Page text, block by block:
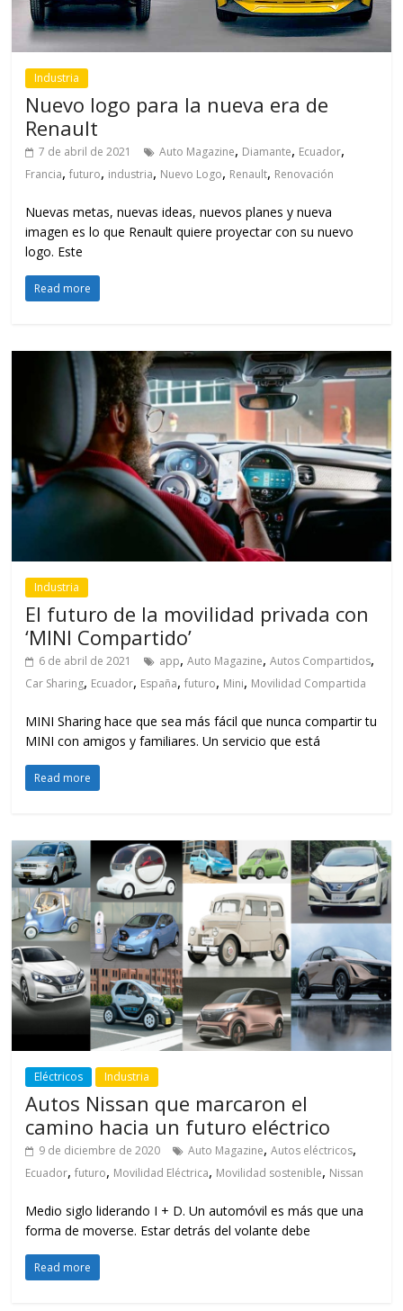
Industria
Nuevo logo para la nueva era de
Renault
7 de abril de 2021 Auto Magazine, Diamante, Ecuador,
Francia,futuro, industria, Nuevo Logo, Renault, Renovación
Nuevas metas, nuevas ideas, nuevos planes y nueva
imagen es lo que Renault quiere proyectar con su nuevo
logo. Este
Read more
Industria
El futuro de la movilidad privada con
‘MINI Compartido’
6 de abril de 2021 app,Auto Magazine,Autos Compartidos,
Car Sharing, Ecuador, España,futuro, Mini, Movilidad Compartida
MINI Sharing hace que sea más fácil que nunca compartir tu
MINI con amigos y familiares. Un servicio que está
Read more
Eléctricos Industria
Autos Nissan que marcaron el
camino hacia un futuro eléctrico
9 de diciembre de 2020 Auto Magazine,Autos eléctricos,
Ecuador,futuro, Movilidad Eléctrica, Movilidad sostenible, Nissan
Medio siglo liderando I + D. Un automóvil es más que una
forma de moverse. Estar detrás del volante debe
Read more